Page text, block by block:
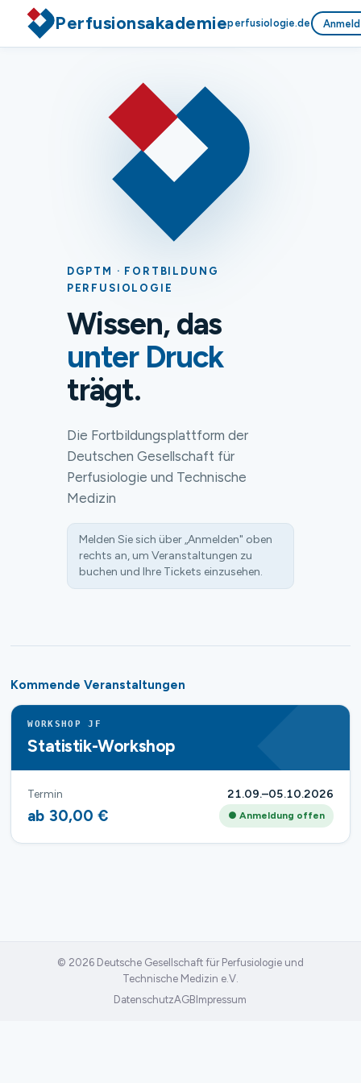
Perfusionsakademieperfusiologie.de
DGPTM · FORTBILDUNG
PERFUSIOLOGIE
Wissen, das
unter Druck
trägt.
Die Fortbildungsplattform der
Deutschen Gesellschaft für
Perfusiologie und Technische
Medizin
Melden Sie sich über „Anmelden" oben
rechts an, um Veranstaltungen zu
buchen und Ihre Tickets einzusehen.
Kommende Veranstaltungen
WORKSHOP JF
Statistik-Workshop
Termin 21.09.–05.10.2026
ab 30,00 € ● Anmeldung offen
© 2026 Deutsche Gesellschaft für Perfusiologie und
Technische Medizin e.V.
DatenschutzAGB Impressum